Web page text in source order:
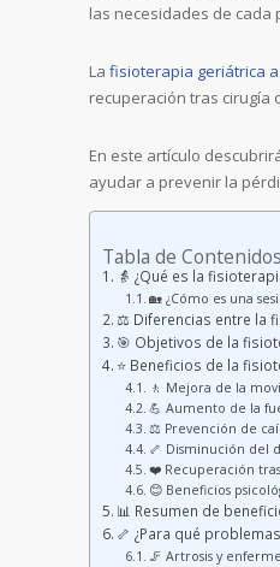
las necesidades de cada
La fisioterapia geriátrica
recuperación tras cirugía
En este artículo
ayudar a prevenir la
Tabla de Contenidos
👵 ¿Qué es la
🏡 ¿Cómo es una
⚖️ Diferencias entre la
🎯 Objetivos de la
⭐ Beneficios de la
🚶 Mejora de la
💪 Aumento de la
⚖️ Prevención de
🦴 Disminución del
❤️ Recuperación
😊 Beneficios
📊 Resumen de
🦴 ¿Para qué
🦵 Artrosis y